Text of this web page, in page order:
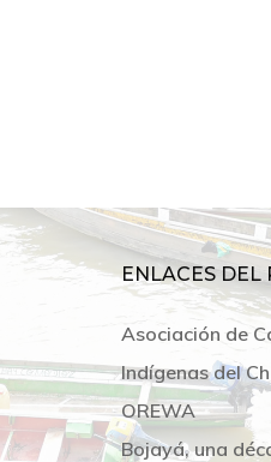
ENLACES DEL
Asociación de
Indígenas del
OREWA
Bojayá, una